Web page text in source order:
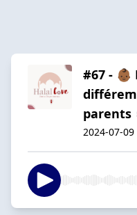
#67 -
parents
2024-07-09